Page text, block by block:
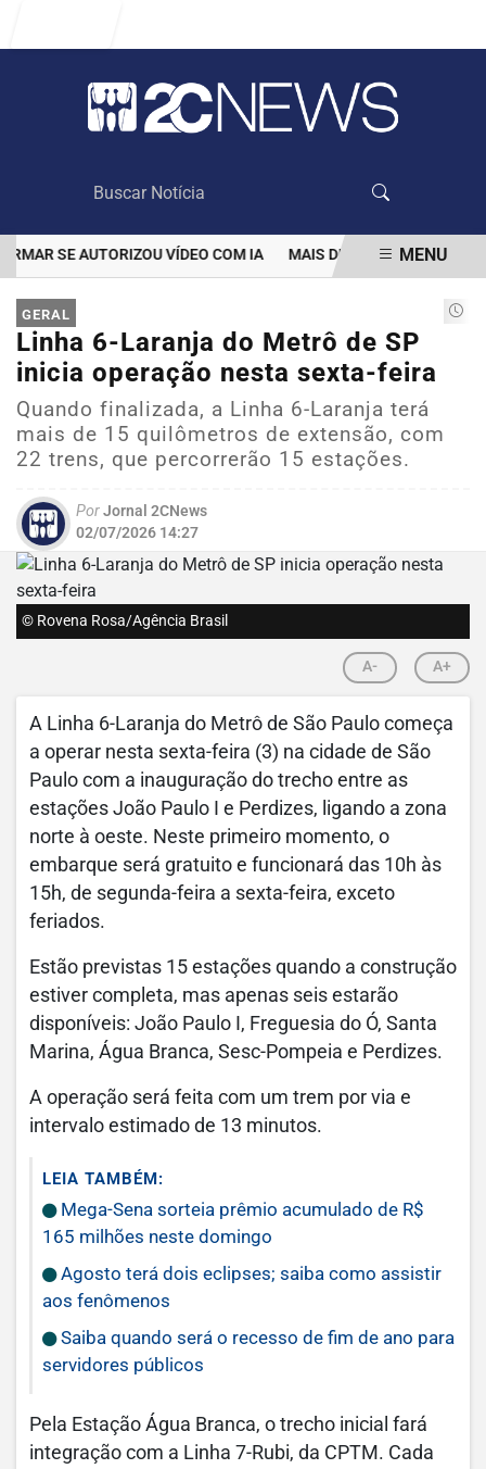
SE AUTORIZOU VÍDEO COM IA MAIS DE 100 MIL CLIENTES
EM ALTA
MENU
GERAL
Linha 6-Laranja do Metrô de SP
inicia operação nesta sexta-feira
Quando finalizada, a Linha 6-Laranja terá
mais de 15 quilômetros de extensão, com
22 trens, que percorrerão 15 estações.
PorJornal 2CNews
02/07/2026 14:27
© Rovena Rosa/Agência Brasil
A- A+
A Linha 6-Laranja do Metrô de São Paulo começa
a operar nesta sexta-feira (3) na cidade de São
Paulo com a inauguração do trecho entre as
estações João Paulo I e Perdizes, ligando a zona
norte à oeste. Neste primeiro momento, o
embarque será gratuito e funcionará das 10h às
15h, de segunda-feira a sexta-feira, exceto
feriados.
Estão previstas 15 estações quando a construção
estiver completa, mas apenas seis estarão
disponíveis: João Paulo I, Freguesia do Ó, Santa
Marina, Água Branca, Sesc-Pompeia e Perdizes.
A operação será feita com um trem por via e
intervalo estimado de 13 minutos.
LEIA TAMBÉM:
Mega-Sena sorteia prêmio acumulado de R$
165 milhões neste domingo
Agosto terá dois eclipses; saiba como assistir
aos fenômenos
Saiba quando será o recesso de fim de ano para
servidores públicos
Pela Estação Água Branca, o trecho inicial fará
integração com a Linha 7-Rubi, da CPTM. Cada